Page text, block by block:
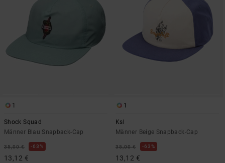
1
Shock Squad
Männer Blau Snapback-Cap
35,00 € 63%
13,12 €
1
Ksl
Männer Beige Snapback-Cap
35,00 € 63%
13,12 €